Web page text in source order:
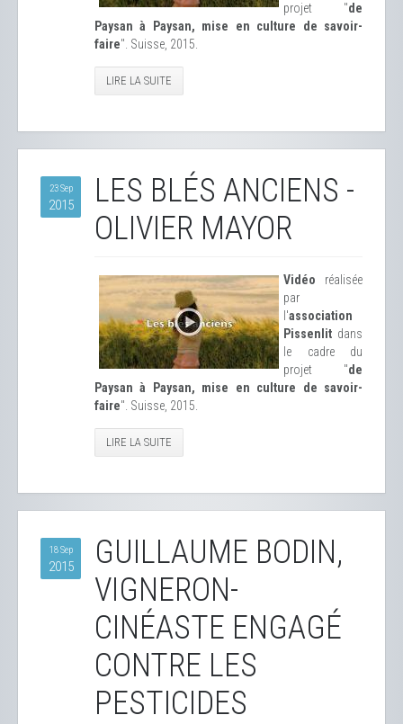
projet "de
Paysan à Paysan, mise en culture de savoir-
faire". Suisse, 2015.
LIRE LA SUITE
23 Sep
2015
LES BLÉS ANCIENS -
OLIVIER MAYOR
Vidéo réalisée
par
l'association
Pissenlit dans
le cadre du
projet "de
Paysan à Paysan, mise en culture de savoir-
faire". Suisse, 2015.
LIRE LA SUITE
18 Sep
2015
GUILLAUME BODIN,
VIGNERON-
CINÉASTE ENGAGÉ
CONTRE LES
PESTICIDES